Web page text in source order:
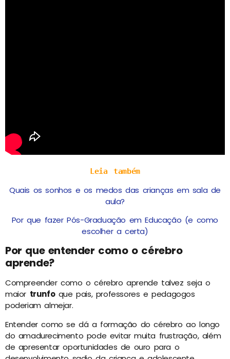
Leia também
Quais os sonhos e os medos das crianças em sala de
aula?
Por que fazer Pós-Graduação em Educação (e como
escolher a certa)
Por que entender como o cérebro
aprende?
Compreender como o cérebro aprende talvez seja o
maior trunfoque pais, professores e pedagogos
poderiam almejar.
Entender como se dá a formação do cérebro ao longo
do amadurecimento pode evitar muita frustração, além
de apresentar oportunidades de ouro para o